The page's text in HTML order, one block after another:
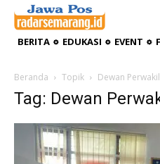
BERITA EDUKASI EVENT
Beranda Topik Dewan
Tag: Dewan